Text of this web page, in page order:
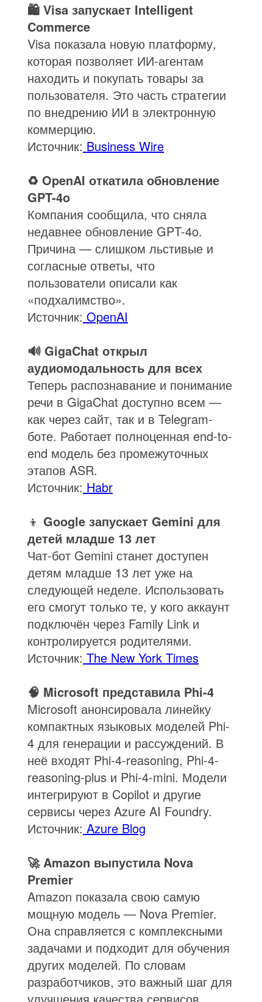
🛍️ Visa запускает Intelligent
Commerce
Visa показала новую платформу,
которая позволяет ИИ-агентам
находить и покупать товары за
пользователя. Это часть стратегии
по внедрению ИИ в электронную
коммерцию.
Источник: Business Wire
♻️ OpenAI откатила обновление
GPT-4o
Компания сообщила, что сняла
недавнее обновление GPT-4o.
Причина — слишком льстивые и
согласные ответы, что
пользователи описали как
«подхалимство».
Источник: OpenAI
🔊 GigaChat открыл
аудиомодальность для всех
Теперь распознавание и понимание
речи в GigaChat доступно всем —
как через сайт, так и в Telegram-
боте. Работает полноценная end-to-
end модель без промежуточных
этапов ASR.
Источник: Habr
👦 Google запускает Gemini для
детей младше 13 лет
Чат-бот Gemini станет доступен
детям младше 13 лет уже на
следующей неделе. Использовать
его смогут только те, у кого аккаунт
подключён через Family Link и
контролируется родителями.
Источник: The New York Times
🧠 Microsoft представила Phi-4
Microsoft анонсировала линейку
компактных языковых моделей Phi-
4 для генерации и рассуждений. В
неё входят Phi-4-reasoning, Phi-4-
reasoning-plus и Phi-4-mini. Модели
интегрируют в Copilot и другие
сервисы через Azure AI Foundry.
Источник: Azure Blog
🚀 Amazon выпустила Nova
Premier
Amazon показала свою самую
мощную модель — Nova Premier.
Она справляется с комплексными
задачами и подходит для обучения
других моделей. По словам
разработчиков, это важный шаг для